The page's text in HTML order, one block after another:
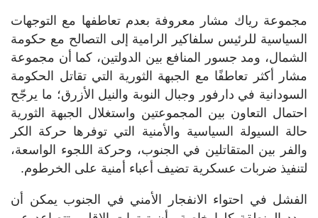
مجموعة رياك مشار معروفة بعدم تعاطفها مع التوجهات
السياسية للرئيس سلفاكير الرامية إلى التصالح مع حكومة
الشمال، ومد جسور المنافع بين الدولتين، كما أن مجموعة
مشار أكثر تعاطفًا مع الجبهة الثورية التي تقاتل الحكومة
السودانية في دارفور وجبال النوبة والنيل الأزرق؛ ما يرجّح
احتمال التعاون بين المجموعتين واستغلال الجبهة الثورية
حالة السيولة السياسية والأمنية التي توفرها حركة الكر
والفر بين المتقاتلين في الجنوب، وحركة اللجوء الواسعة،
لتنفيذ ضربات عسكرية تضيف أعباء أمنية على الخرطوم.
الفشل في احتواء الانفجار الأمني في الجنوب يمكن أن